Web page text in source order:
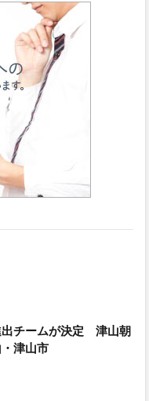
チームが決定 津山朝
津山市